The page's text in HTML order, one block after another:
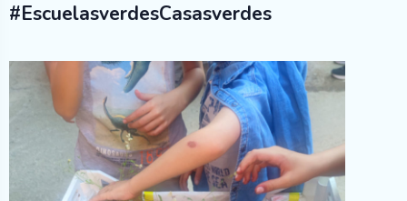
#EscuelasverdesCasasverdes